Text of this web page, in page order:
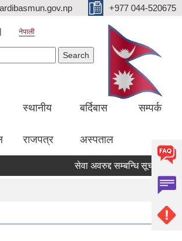
+977 044-520675
नेपाली
स्थानीय
राजपत्र
बर्दिबास
अस्पताल
सम्पर्क
सेवा अवरुद्द सम्बन्धि सूचना